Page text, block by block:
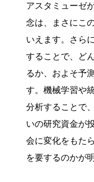
アスタミューゼ
念は、まさにこ
いえます。さら
することで、ど
るか、およそ予
す。機械学習や
分析することで
いの研究資金が
会に変化をもた
を要するのかが